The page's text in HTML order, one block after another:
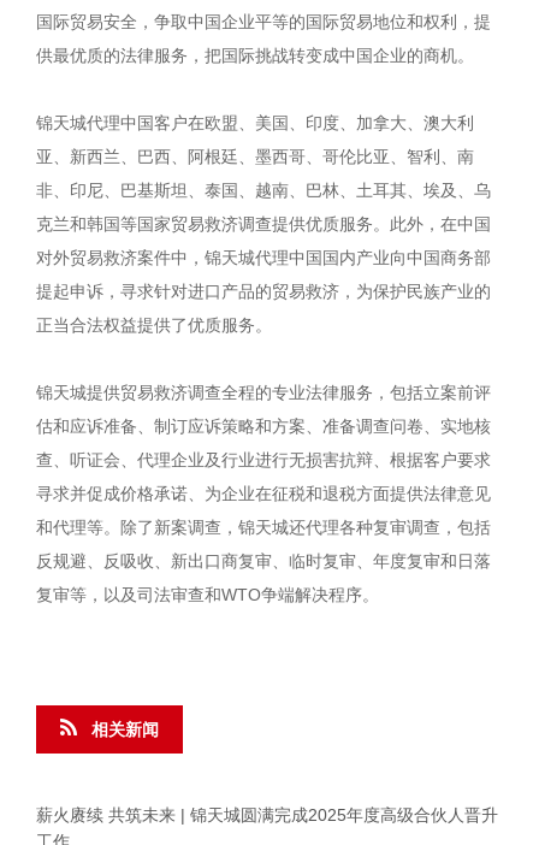
国际贸易安全，争取中国企业平等的国际贸易地位和权利，提
供最优质的法律服务，把国际挑战转变成中国企业的商机。
锦天城代理中国客户在欧盟、美国、印度、加拿大、澳大利
亚、新西兰、巴西、阿根廷、墨西哥、哥伦比亚、智利、南
非、印尼、巴基斯坦、泰国、越南、巴林、土耳其、埃及、乌
克兰和韩国等国家贸易救济调查提供优质服务。此外，在中国
对外贸易救济案件中，锦天城代理中国国内产业向中国商务部
提起申诉，寻求针对进口产品的贸易救济，为保护民族产业的
正当合法权益提供了优质服务。
锦天城提供贸易救济调查全程的专业法律服务，包括立案前评
估和应诉准备、制订应诉策略和方案、准备调查问卷、实地核
查、听证会、代理企业及行业进行无损害抗辩、根据客户要求
寻求并促成价格承诺、为企业在征税和退税方面提供法律意见
和代理等。除了新案调查，锦天城还代理各种复审调查，包括
反规避、反吸收、新出口商复审、临时复审、年度复审和日落
复审等，以及司法审查和WTO争端解决程序。
相关新闻
薪火赓续 共筑未来 | 锦天城圆满完成2025年度高级合伙人晋升